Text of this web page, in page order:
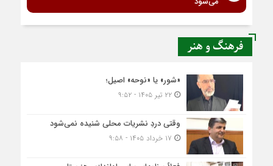
فرهنگ و هنر
«شور» یا «نوحه» اصیل؛
۲۲ تیر ۱۴۰۵ - ۹:۵۲
وقتی دردِ نشریات محلی شنیده نمی‌شود